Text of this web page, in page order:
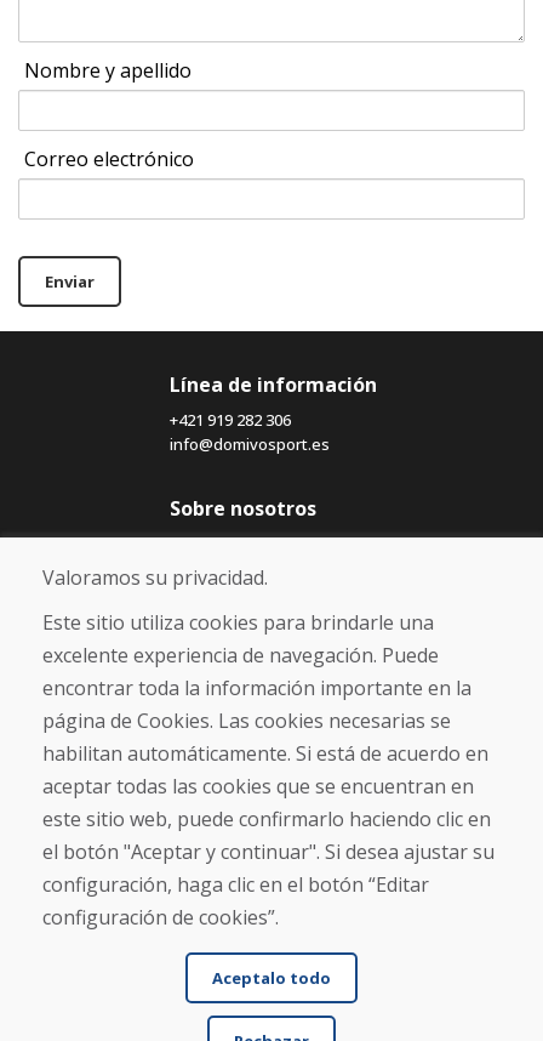
Nombre y apellido
Correo electrónico
Enviar
Línea de información
+421 919 282 306
info@domivosport.es
Sobre nosotros
Blog
Sobre nosotros
Comercio
Contacto
Compra
Tienda electrónica
Envío y pago
NORMAS DE RECLAMACIÓN
Devolución y cambio de mercancías
Política de privacidad
Cookies
Valoramos su privacidad.
Este sitio utiliza cookies para brindarle una
excelente experiencia de navegación. Puede
encontrar toda la información importante en la
página de Cookies. Las cookies necesarias se
habilitan automáticamente. Si está de acuerdo en
aceptar todas las cookies que se encuentran en
este sitio web, puede confirmarlo haciendo clic en
el botón "Aceptar y continuar". Si desea ajustar su
configuración, haga clic en el botón “Editar
configuración de cookies”.
Aceptalo todo